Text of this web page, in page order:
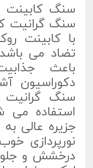
سنگ کابینت
سنگ گرانیت
با کابینت
تضاد می
باعث
دکوراسیون
سنگ گرانیت
استفاده می
جزیره عالی
نورپردازی
درخشش و